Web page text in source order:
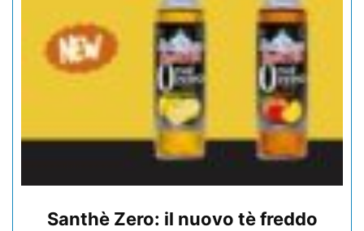
Santhè Zero: il nuovo tè freddo